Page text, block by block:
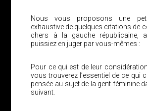
Nous vous proposons une
exhaustive de quelques citations de
chers à la gauche républicaine,
puissiez en juger par vous-mêmes :
Pour ce qui est de leur
vous trouverez l’essentiel de ce qui
pensée au sujet de la gent féminine
suivant.